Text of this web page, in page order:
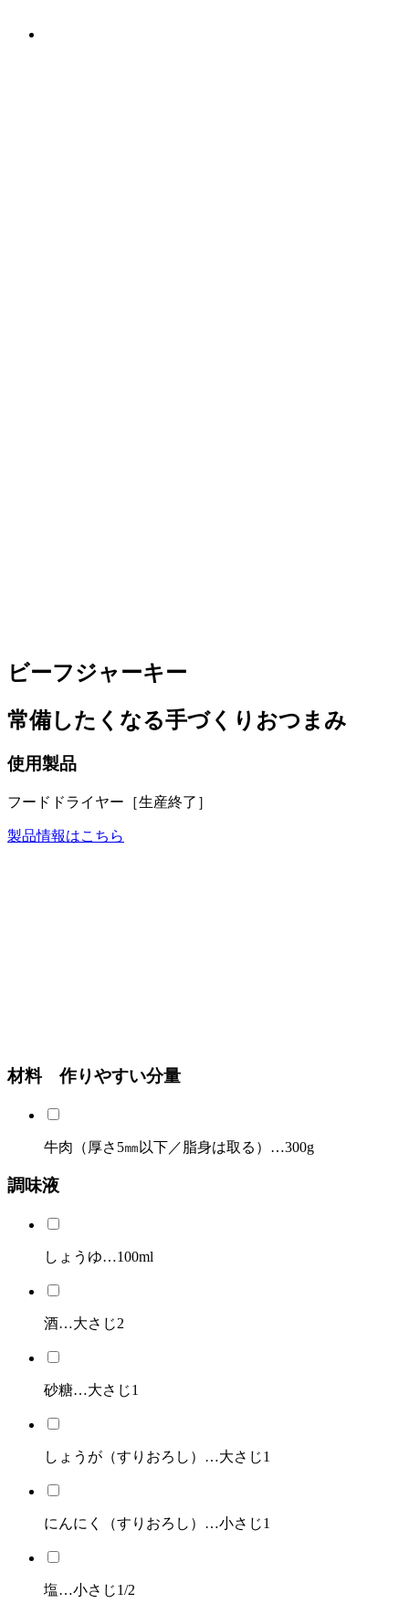
ビーフジャーキー
常備したくなる手づくりおつまみ
使用製品
フードドライヤー［生産終了］
製品情報はこちら
材料 作りやすい分量
牛肉（厚さ5㎜以下／脂身は取る）…300g
調味液
しょうゆ…100ml
酒…大さじ2
砂糖…大さじ1
しょうが（すりおろし）…大さじ1
にんにく（すりおろし）…小さじ1
塩…小さじ1/2